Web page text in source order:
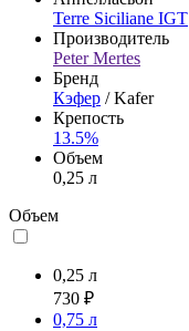
Terre Siciliane IGT
Производитель
Peter Mertes
Бренд
Кэфер / Kafer
Крепость
13.5%
Объем
0,25 л
Объем
0,25 л
730 ₽
0,75 л